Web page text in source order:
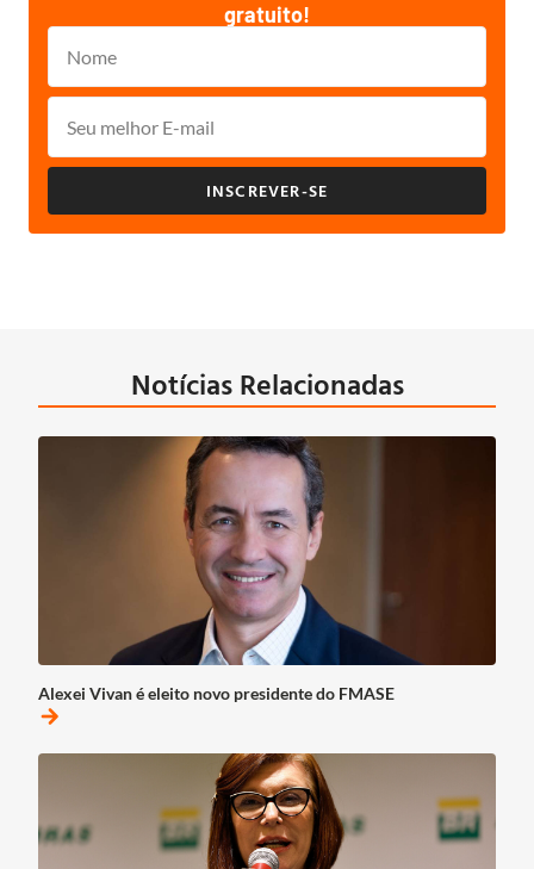
gratuito!
INSCREVER-SE
Notícias Relacionadas
Alexei Vivan é eleito novo presidente do FMASE
arrow_forward